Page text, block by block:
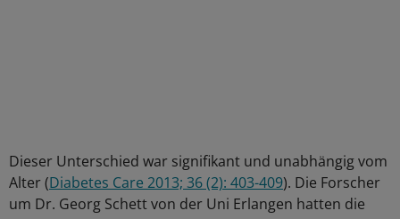
Dieser Unterschied war signifikant und unabhängig vom
Alter (Diabetes Care 2013; 36 (2): 403-409). Die Forscher
um Dr. Georg Schett von der Uni Erlangen hatten die